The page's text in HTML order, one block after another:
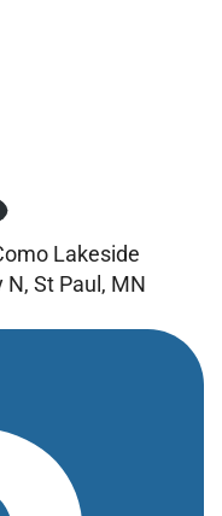
Lakeside
St Paul, MN